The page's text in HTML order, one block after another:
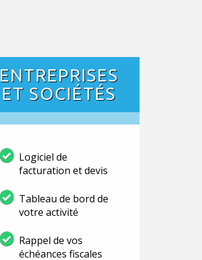
ENTREPRISES
ET SOCIÉTÉS
Logiciel de
facturation et devis
Tableau de bord de
votre activité
Rappel de vos
échéances fiscales